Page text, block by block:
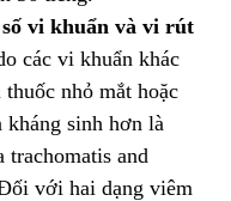
vi khuẩn và vi rút
các vi khuẩn khác
nhỏ mắt hoặc
kháng sinh hơn là
and
với hai dạng viêm